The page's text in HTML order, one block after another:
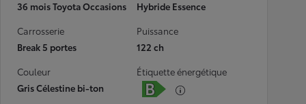
36 mois Toyota Occasions
Hybride Essence
Carrosserie
Break 5 portes
Puissance
122 ch
Couleur
Gris Célestine bi-ton
Étiquette énergétique